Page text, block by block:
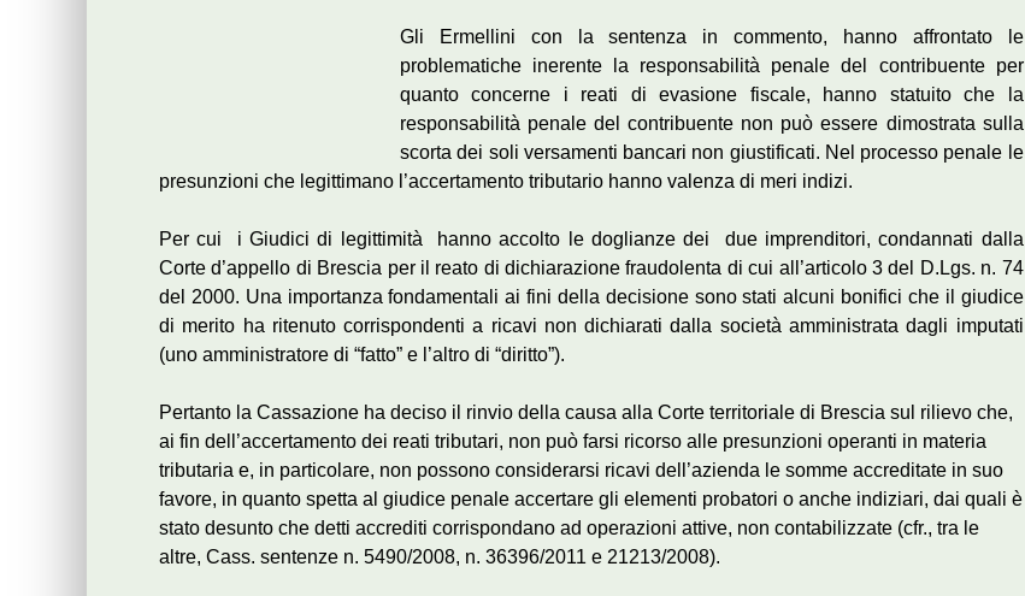
Gli Ermellini con la sentenza in commento, hanno affrontato le
problematiche inerente la responsabilità penale del contribuente per
quanto concerne i reati di evasione fiscale, hanno statuito che la
responsabilità penale del contribuente non può essere dimostrata sulla
scorta dei soli versamenti bancari non giustificati. Nel processo penale le
presunzioni che legittimano l’accertamento tributario hanno valenza di meri indizi.
Per cui i Giudici di legittimità hanno accolto le doglianze dei due imprenditori, condannati dalla
Corte d’appello di Brescia per il reato di dichiarazione fraudolenta di cui all’articolo 3 del D.Lgs. n. 74
del 2000. Una importanza fondamentali ai fini della decisione sono stati alcuni bonifici che il giudice
di merito ha ritenuto corrispondenti a ricavi non dichiarati dalla società amministrata dagli imputati
(uno amministratore di “fatto” e l’altro di “diritto”).
Pertanto la Cassazione ha deciso il rinvio della causa alla Corte territoriale di Brescia sul rilievo che,
ai fin dell’accertamento dei reati tributari, non può farsi ricorso alle presunzioni operanti in materia
tributaria e, in particolare, non possono considerarsi ricavi dell’azienda le somme accreditate in suo
favore, in quanto spetta al giudice penale accertare gli elementi probatori o anche indiziari, dai quali è
stato desunto che detti accrediti corrispondano ad operazioni attive, non contabilizzate (cfr., tra le
altre, Cass. sentenze n. 5490/2008, n. 36396/2011 e 21213/2008).